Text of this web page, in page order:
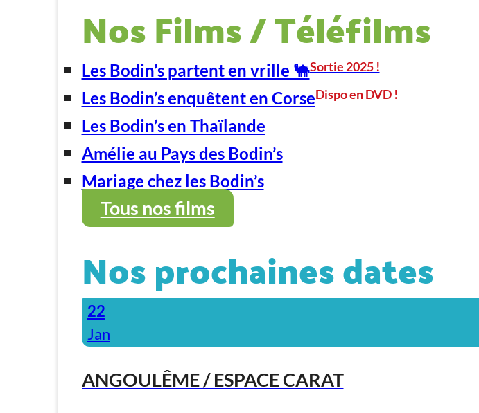
Nos Films / Téléfilms
Les Bodin’s partent en vrille 🐪Sortie 2025 !
Les Bodin’s enquêtent en CorseDispo en DVD !
Les Bodin’s en Thaïlande
Amélie au Pays des Bodin’s
Mariage chez les Bodin’s
Tous nos films
Nos prochaines dates
22
Jan
ANGOULÊME / ESPACE CARAT